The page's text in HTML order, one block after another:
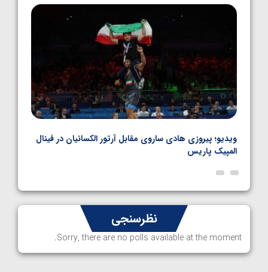
1405/05/06
ویدیو؛ پیروزی هادی ساروی مقابل آرتور الکسانیان در فینال
المپیک پاریس
نظرسنجی
Sorry, there are no polls available at the moment.